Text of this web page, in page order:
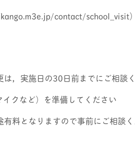
contact/school_visit）
，実施日の30日前までにご相談く
クなど）を準備してください
料となりますので事前にご相談く